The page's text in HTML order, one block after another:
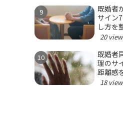
既婚者
サイン
し方を
20
既婚者
理のサ
距離感
18